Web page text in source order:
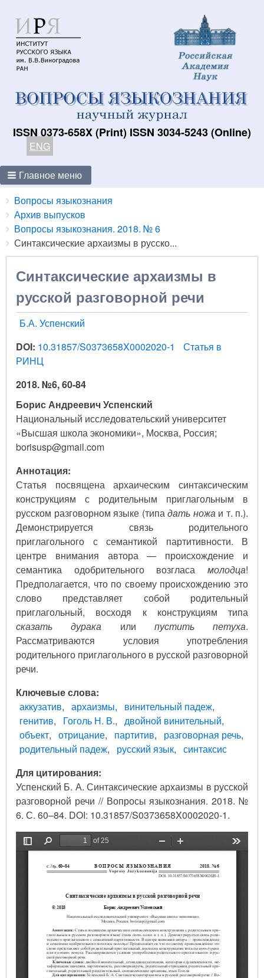
ISSN 0373-658X (Print) ISSN 3034-5243 (Online)
ENG
Главное меню
Breadcrumbs
You
are
here:
Вопросы языкознания
Архив выпусков
Вопросы языкознания. 2018. № 6
Синтаксические архаизмы в русско...
Синтаксические архаизмы в
русской разговорной речи
Б.А. Успенский
DOI: 10.31857/S0373658X0002020-1
Статья в
РИНЦ
2018. №6, 60-84
Борис Андреевич Успенский
Национальный исследовательский университет
«Высшая школа экономики», Москва, Россия;
borisusp@gmail.com
Аннотация:
Статья посвящена архаическим синтаксическим
конструкциям с родительным приглагольным в
русском разговорном языке (типадать ножаи т. п.).
Демонстрируется связь родительного
приглагольного с семантикой партитивности. В
центре внимания автора — происхождение и
семантика одобрительного возгласа молодца!
Предполагается, что по своему происхождению это
слово представляет собой родительный
приглагольный, восходя к конструкциям типа
сказать дурака или пустить петуха.
Рассматриваются условия употребления
родительного приглагольного в русской разговорной
речи.
Ключевые слова
аккузатив
архаизмы
винительный падеж
генитив
Гоголь Н. В.
двойной винительный
объект
отрицание партитив
разговорная речь
родительный падеж
русский язык
синтаксис
Для цитирования:
Успенский Б. А. Синтаксические архаизмы в русской
разговорной речи // Вопросы языкознания. 2018. №
6. С. 60–84. DOI: 10.31857/S0373658X0002020-1.